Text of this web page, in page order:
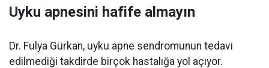
Uyku apnesini hafife almayın
Dr. Fulya Gürkan, uyku apne sendromunun tedavi
edilmediği takdirde birçok hastalığa yol açıyor.